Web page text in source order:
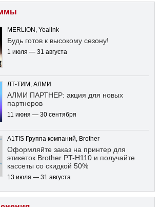
MERLION, Yealink
Будь готов к высокому сезону!
1 июля — 31 августа
ЛТ-ТИМ, АЛМИ
АЛМИ ПАРТНЕР: акция для новых
партнеров
11 июня — 30 сентября
A1TIS Группа компаний, Brother
Оформляйте заказ на принтер для
этикеток Brother PT-H110 и получайте
кассеты со скидкой 50%
13 июля — 31 августа